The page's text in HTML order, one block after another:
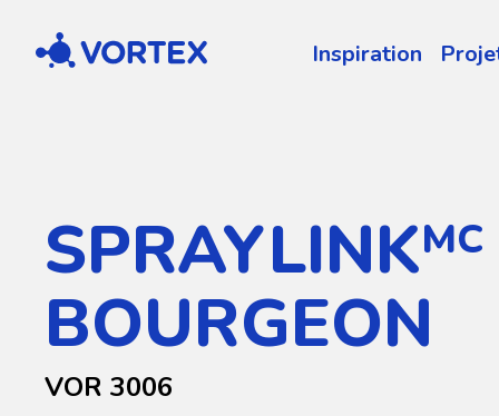
Vortex Inspiration
SPRAYLINKMC
BOURGEON
VOR 3006